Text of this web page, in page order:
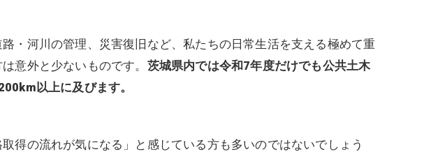
・河川の管理、災害復旧など、私たちの日常生活を支える極めて重
意外と少ないものです。 茨城県内では令和7年度だけでも公共土木
以上に及びます。
得の流れが気になる」と感じている方も多いのではないでしょう